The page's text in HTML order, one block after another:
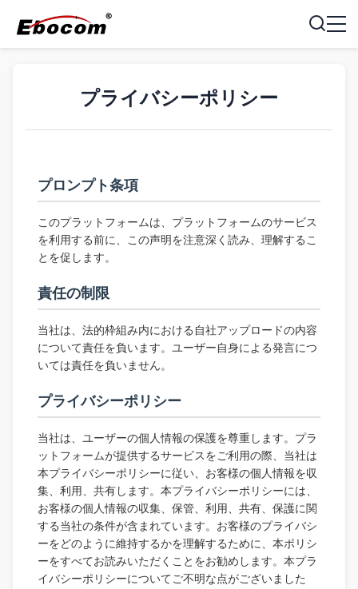
プライバシーポリシー
プロンプト条項
このプラットフォームは、プラットフォームのサービス
を利用する前に、この声明を注意深く読み、理解するこ
とを促します。
責任の制限
当社は、法的枠組み内における自社アップロードの内容
について責任を負います。ユーザー自身による発言につ
いては責任を負いません。
プライバシーポリシー
当社は、ユーザーの個人情報の保護を尊重します。プラ
ットフォームが提供するサービスをご利用の際、当社は
本プライバシーポリシーに従い、お客様の個人情報を収
集、利用、共有します。本プライバシーポリシーには、
お客様の個人情報の収集、保管、利用、共有、保護に関
する当社の条件が含まれています。お客様のプライバシ
ーをどのように維持するかを理解するために、本ポリシ
ーをすべてお読みいただくことをお勧めします。本プラ
イバシーポリシーについてご不明な点がございました